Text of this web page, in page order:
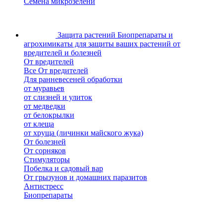
Защита растений Биопрепараты и
агрохимикаты для защиты ваших растений от
вредителей и болезней
От вредителей
Все От вредителей
Для ранневесеней обработки
от муравьев
от слизней и улиток
от медведки
от белокрылки
от клеща
от хруща (личинки майского жука)
От болезней
От сорняков
Стимуляторы
Побелка и садовый вар
От грызунов и домашних паразитов
Антистресс
Биопрепараты